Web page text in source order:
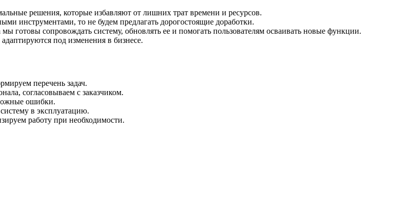
решения, которые избавляют от лишних трат времени и ресурсов.
инструментами, то не будем предлагать дорогостоящие доработки.
готовы сопровождать систему, обновлять ее и помогать пользователям осваивать новые функции.
под изменения в бизнесе.
перечень задач.
согласовываем с заказчиком.
ошибки.
в эксплуатацию.
работу при необходимости.